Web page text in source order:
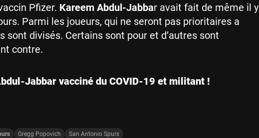
Pfizer. Kareem Abdul-Jabbar avait fait de même il y
Parmi les joueurs, qui ne seront pas prioritaires a
sont divisés. Certains sont pour et d’autres sont
contre.
Jabbar vacciné du COVID-19 et militant !
Gregg Popovich San Antonio Spurs